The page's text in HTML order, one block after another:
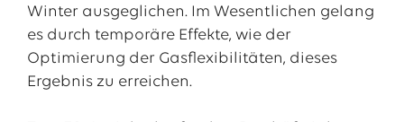
Winter ausgeglichen. Im Wesentlichen gelang
es durch temporäre Effekte, wie der
Optimierung der Gasflexibilitäten, dieses
Ergebnis zu erreichen.
Das EWE-Jobportal
Unsere neuesten Stellenangebote